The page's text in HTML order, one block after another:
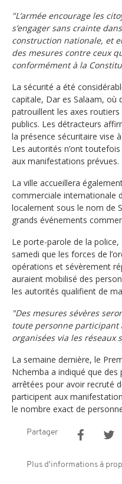
"L’armée encourage les
s’engager sans crainte
construction nationale, et
des mesures contre ceux
conformément à la
La sécurité a été
capitale, Dar es Salaam, où
patrouillent les axes
publics. Les détracteurs
la présence sécuritaire vise
Les autorités n’ont
aux manifestations prévues.
La ville accueillera
commerciale internationale
localement sous le nom de
grands événements
Le porte-parole de la
samedi que les forces de
opérations et sévèrement
auraient mobilisé des
les autorités qualifient de
"Des mesures sévères
toute personne participant
organisées via les réseaux
La semaine dernière, le
Nchemba a indiqué que
arrêtées pour avoir recruté
participent aux
le nombre exact de
Partager
Plus d'informations à